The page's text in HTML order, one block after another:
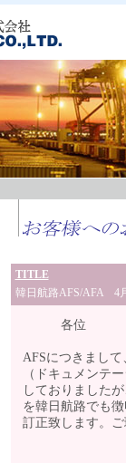
TITLE
韓日航路AFS/AFA 4
各位
AFSにつきまし
（ドキュメンテ
しておりました
を韓日航路でも
訂正致します。